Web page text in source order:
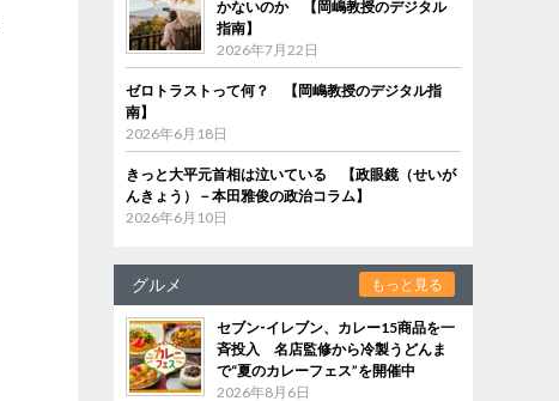
かないのか 【岡嶋教授のデジタル
指南】
2026年7月22日
ゼロトラストって何？ 【岡嶋教授のデジタル指
南】
2026年6月18日
きっと大平元首相は泣いている 【政眼鏡（せいが
んきょう）－本田雅俊の政治コラム】
2026年6月10日
グルメ もっと見る
セブン‐イレブン、カレー15商品を一
斉投入 名店監修から冷製うどんま
で“夏のカレーフェス”を開催中
2026年8月6日